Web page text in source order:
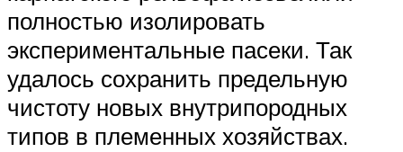
полностью изолировать
экспериментальные пасеки. Так
удалось сохранить предельную
чистоту новых внутрипородных
типов в племенных хозяйствах.